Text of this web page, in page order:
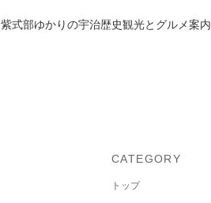
紫式部ゆかりの宇治歴史観光とグルメ案内
CATEGORY
トップ